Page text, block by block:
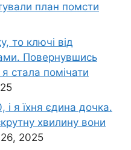
план помсти
то ключі від
Повернувшись
стала помічати
я їхня єдина дочка.
хвилину вони
2025